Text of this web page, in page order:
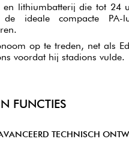
lithiumbatterij die tot 24
de ideale compacte PA-
op te treden, net als
voordat hij stadions vulde.
FUNCTIES
TECHNISCH